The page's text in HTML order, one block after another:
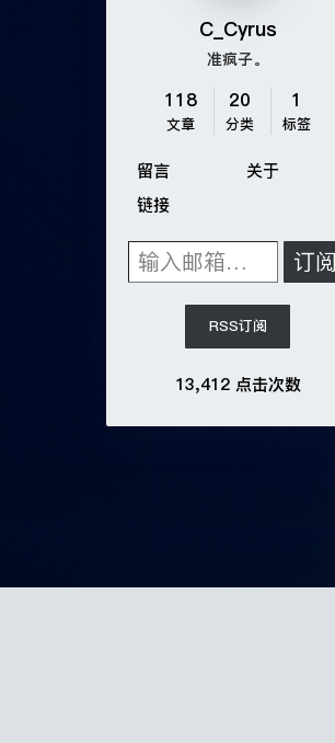
C_Cyrus
准疯子。
118
文章
20
分类
1
标签
留言
关于
链接
输入邮箱…
订阅
RSS订阅
13,412 点击次数